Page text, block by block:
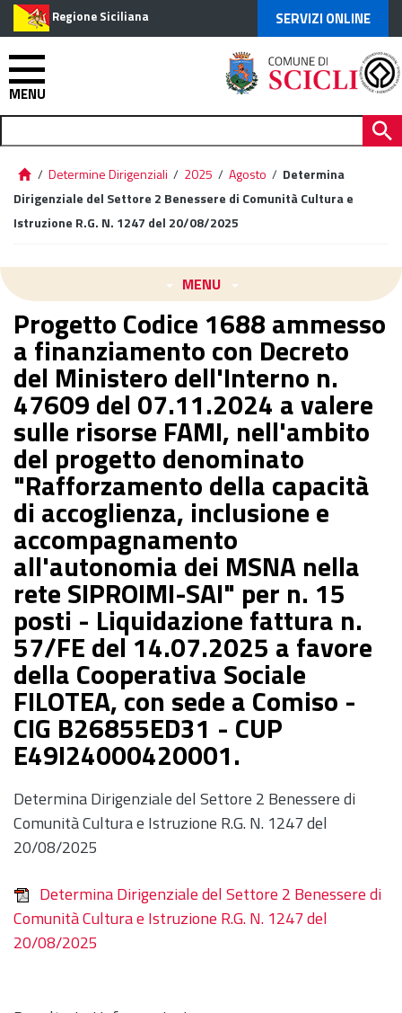
Regione Siciliana SERVIZI ONLINE
MENU
/ Determine Dirigenziali / 2025 / Agosto / Determina
Dirigenziale del Settore 2 Benessere di Comunità Cultura e
Istruzione R.G. N. 1247 del 20/08/2025
MENU
Progetto Codice 1688 ammesso
a finanziamento con Decreto
del Ministero dell'Interno n.
47609 del 07.11.2024 a valere
sulle risorse FAMI, nell'ambito
del progetto denominato
"Rafforzamento della capacità
di accoglienza, inclusione e
accompagnamento
all'autonomia dei MSNA nella
rete SIPROIMI-SAI" per n. 15
posti - Liquidazione fattura n.
57/FE del 14.07.2025 a favore
della Cooperativa Sociale
FILOTEA, con sede a Comiso -
CIG B26855ED31 - CUP
E49I24000420001.
Determina Dirigenziale del Settore 2 Benessere di
Comunità Cultura e Istruzione R.G. N. 1247 del
20/08/2025
Determina Dirigenziale del Settore 2 Benessere di
Comunità Cultura e Istruzione R.G. N. 1247 del
20/08/2025